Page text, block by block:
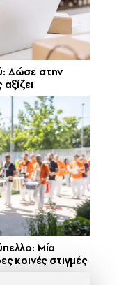
Δώσε στην
Μία
κοινές στιγμές